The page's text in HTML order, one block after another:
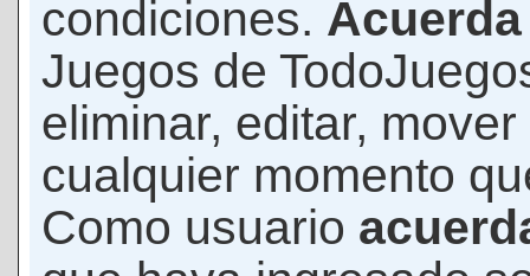
condiciones. Acuerda
Juegos de
eliminar, editar,
cualquier momento
Como usuario